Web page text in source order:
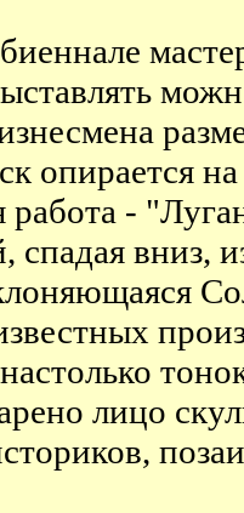
опирается
работа -
спадая вниз,
лицо